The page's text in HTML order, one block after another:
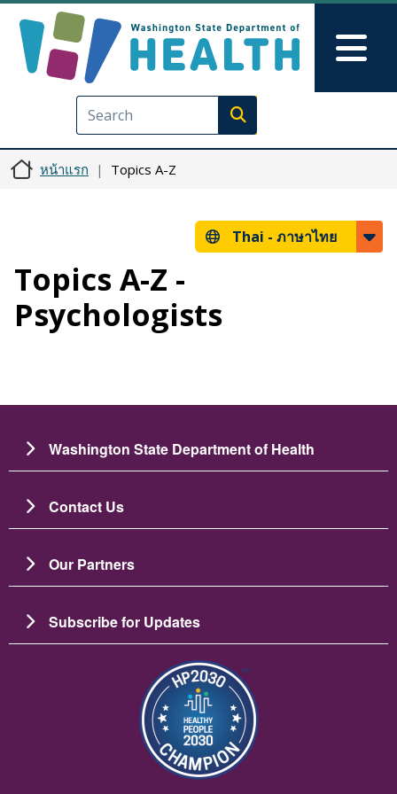
Execute search
หน้าแรก Topics A-Z
Thai - ภาษาไทย
Topics A-Z -
Psychologists
Washington State Department of Health
Contact Us
Our Partners
Subscribe for Updates
Image